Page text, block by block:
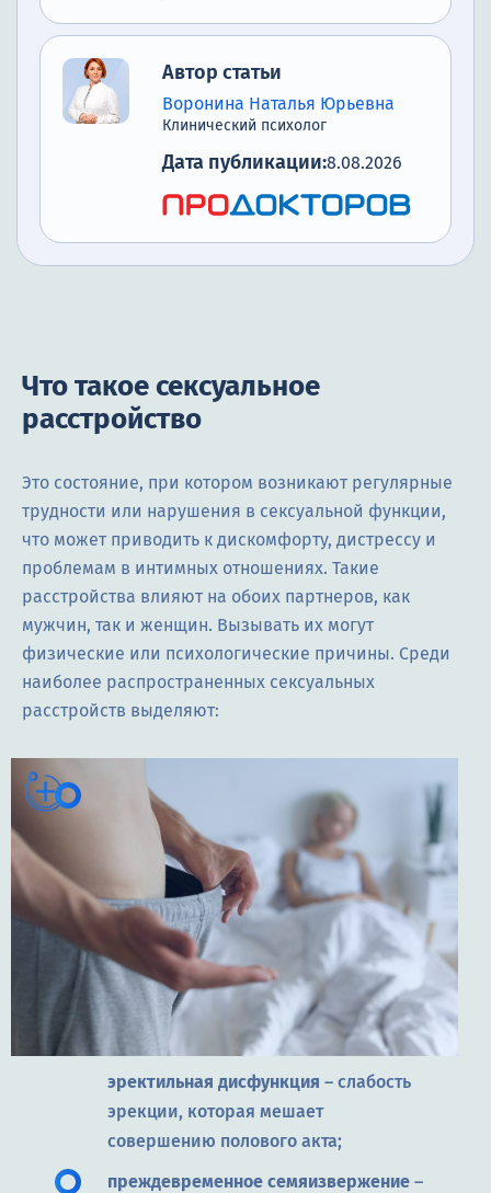
Автор статьи
Воронина Наталья Юрьевна
Клинический психолог
Дата публикации:8.08.2026
Что такое сексуальное
расстройство
Это состояние, при котором возникают регулярные
трудности или нарушения в сексуальной функции,
что может приводить к дискомфорту, дистрессу и
проблемам в интимных отношениях. Такие
расстройства влияют на обоих партнеров, как
мужчин, так и женщин. Вызывать их могут
физические или психологические причины. Среди
наиболее распространенных сексуальных
расстройств выделяют:
эректильная дисфункция – слабость
эрекции, которая мешает
совершению полового акта;
преждевременное семяизвержение –